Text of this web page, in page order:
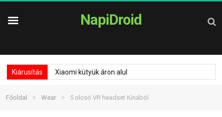
NapiDroid
Kiárusítás Xiaomi kütyük áron alul
Főoldal » Wear » 5 olcsó VR headset Kínából